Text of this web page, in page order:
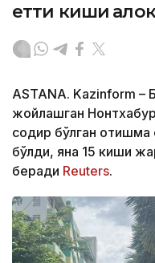
етти киши
ASTANA. Kazinform –
жойлашган
содир бўлган отишма
бўлди, яна 15 киши
беради Reuters.